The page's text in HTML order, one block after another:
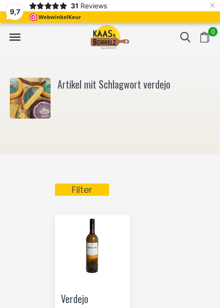
9,7
31 Reviews ×
0
Frisch geschnitten und vakuumverpackt. Meistens Lieferung
Artikel mit Schlagwort verdejo
Filter
Verdejo